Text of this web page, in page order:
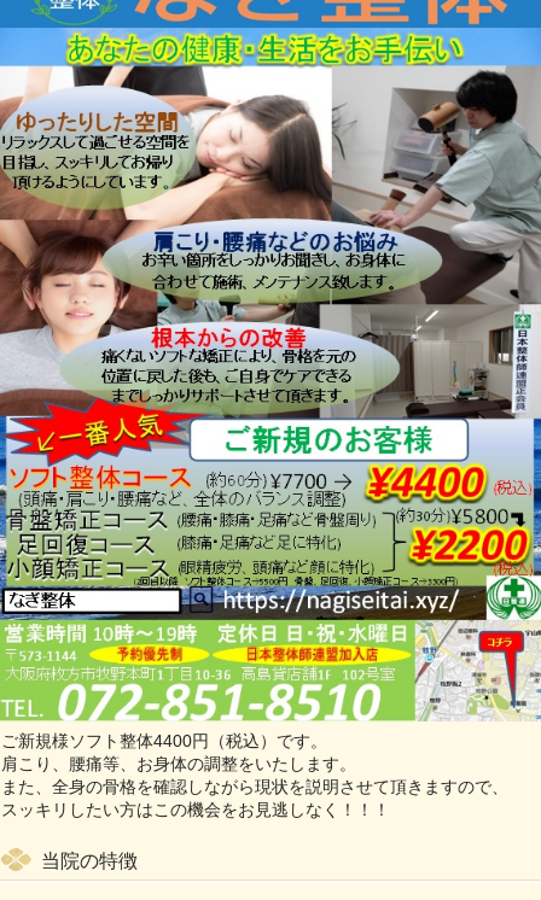
ご新規様ソフト整体4400円（税込）です。
肩こり、腰痛等、お身体の調整をいたします。
また、全身の骨格を確認しながら現状を説明させて頂きますので、
スッキリしたい方はこの機会をお見逃しなく！！！
当院の特徴